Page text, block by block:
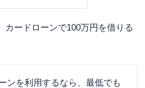
カードローンで100万円を借りる
ンを利用するなら、最低でも